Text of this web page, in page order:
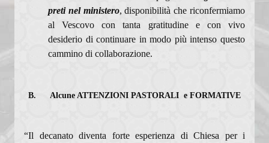
preti nel ministero, disponibilità che riconfermiamo
al Vescovo con tanta gratitudine e con vivo
desiderio di continuare in modo più intenso questo
cammino di collaborazione.
B. Alcune ATTENZIONI PASTORALI e FORMATIVE
“Il decanato diventa forte esperienza di Chiesa per i